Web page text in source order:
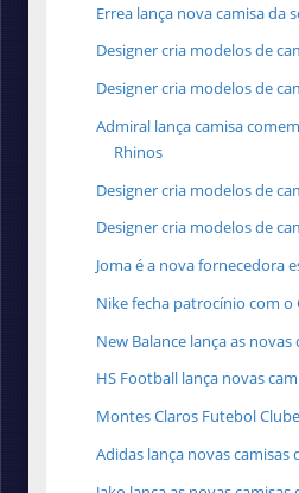
Errea lança nova camisa da
Designer cria modelos de
Designer cria modelos de
Admiral lança camisa
Rhinos
Designer cria modelos de
Designer cria modelos de
Joma é a nova fornecedora
Nike fecha patrocínio com o
New Balance lança as novas
HS Football lança novas
Montes Claros Futebol
Adidas lança novas camisas